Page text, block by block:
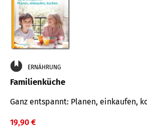
ERNÄHRUNG
Familienküche
Ganz entspannt: Planen, einkaufen,
19,90 €